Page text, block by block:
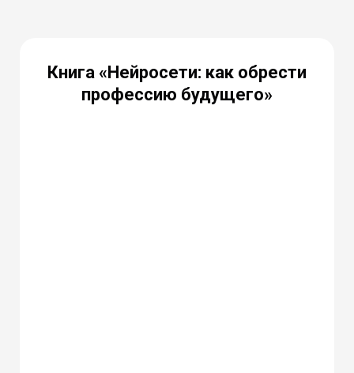
Книга «Нейросети: как обрести
профессию будущего»